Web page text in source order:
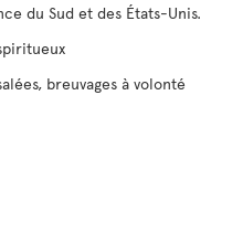
du Sud et des États-Unis.
breuvages à volonté